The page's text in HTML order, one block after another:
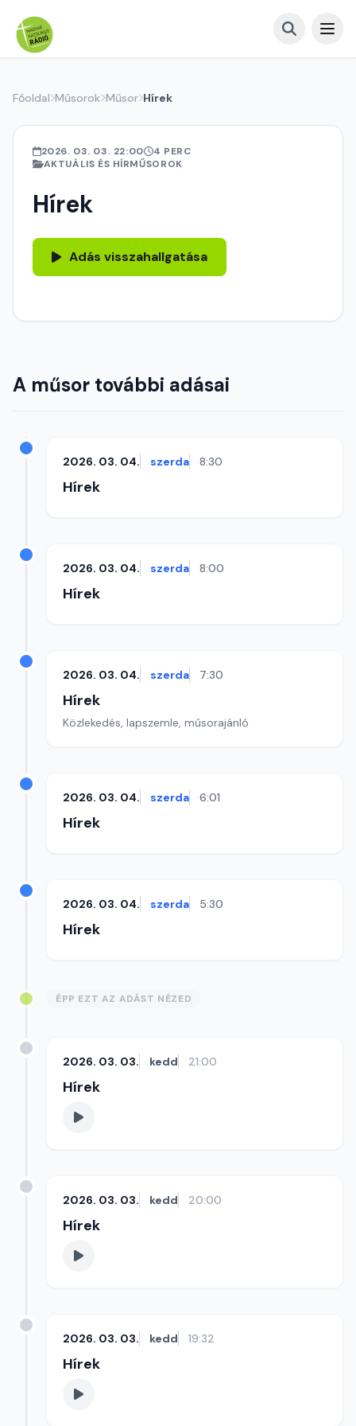
Főoldal Műsorok Műsor Hírek
2026. 03. 03. 22:00
4 PERC
AKTUÁLIS ÉS HÍRMŰSOROK
Hírek
Adás visszahallgatása
A műsor további adásai
2026. 03. 04. szerda 8:30
Hírek
2026. 03. 04. szerda 8:00
Hírek
2026. 03. 04. szerda 7:30
Hírek
Közlekedés, lapszemle, műsorajánló
2026. 03. 04. szerda 6:01
Hírek
2026. 03. 04. szerda 5:30
Hírek
ÉPP EZT AZ ADÁST NÉZED
2026. 03. 03. kedd 21:00
Hírek
2026. 03. 03. kedd 20:00
Hírek
2026. 03. 03. kedd 19:32
Hírek